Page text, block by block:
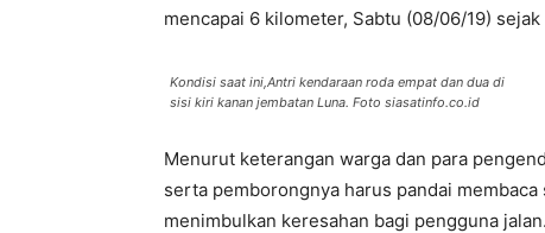
mencapai 6 kilometer, Sabtu (08/06/19)
Kondisi saat ini,Antri kendaraan roda empat dan dua di
sisi kiri kanan jembatan Luna. Foto siasatinfo.co.id
Menurut keterangan warga dan para
serta pemborongnya harus pandai
menimbulkan keresahan bagi pengguna jalan.